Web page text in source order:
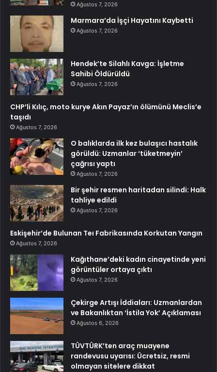
Ağustos 7, 2026
Marmara’da İşçi Hayatını Kaybetti
Ağustos 7, 2026
Hendek’te Silahlı Kavga: İşletme
Sahibi Öldürüldü
Ağustos 7, 2026
CHP’li Kılıç, moto kurye Akın Payaz’ın ölümünü Meclis’e
taşıdı
Ağustos 7, 2026
O balıklarda ilk kez bulaşıcı hastalık
görüldü: Uzmanlar ‘tüketmeyin’
çağrısı yaptı
Ağustos 7, 2026
Bir şehir resmen haritadan silindi: Halk
tahliye edildi
Ağustos 7, 2026
Eskişehir’de Bulunan Teı Fabrikasında Korkutan Yangın
Ağustos 7, 2026
Kağıthane’deki kadın cinayetinde yeni
görüntüler ortaya çıktı
Ağustos 7, 2026
Çekirge Artışı İddiaları: Uzmanlardan
ve Bakanlıktan ‘İstila Yok’ Açıklaması
Ağustos 6, 2026
TÜVTÜRK’ten araç muayene
randevusu uyarısı: Ücretsiz, resmi
olmayan sitelere dikkat